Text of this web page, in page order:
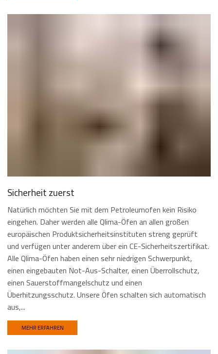
Sicherheit zuerst
Natürlich möchten Sie mit dem Petroleumofen kein Risiko
eingehen. Daher werden alle Qlima-Öfen an allen großen
europäischen Produktsicherheitsinstituten streng geprüft
und verfügen unter anderem über ein CE-Sicherheitszertifikat.
Alle Qlima-Öfen haben einen sehr niedrigen Schwerpunkt,
einen eingebauten Not-Aus-Schalter, einen Überrollschutz,
einen Sauerstoffmangelschutz und einen
Überhitzungsschutz. Unsere Öfen schalten sich automatisch
aus,...
MEHR ERFAHREN